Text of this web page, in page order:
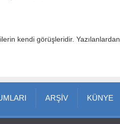
kendi görüşleridir. Yazılanlardan
ARŞİV KÜNYE